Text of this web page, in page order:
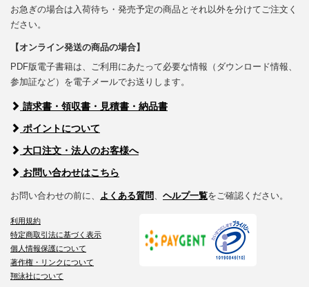
お急ぎの場合は入荷待ち・発売予定の商品とそれ以外を分けてご注文く
ださい。
【オンライン発送の商品の場合】
PDF版電子書籍は、ご利用にあたって必要な情報（ダウンロード情報、
参加証など）を電子メールでお送りします。
請求書・領収書・見積書・納品書
ポイントについて
大口注文・法人のお客様へ
お問い合わせはこちら
お問い合わせの前に、 よくある質問 ヘルプ一覧をご確認ください。
利用規約
特定商取引法に基づく表示
個人情報保護について
著作権・リンクについて
翔泳社について